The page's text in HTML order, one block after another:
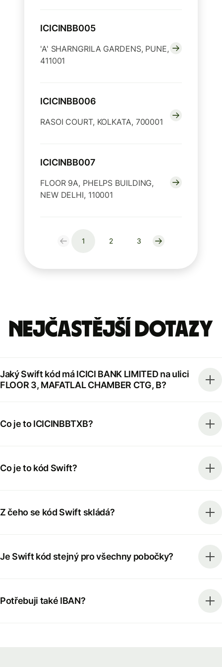
ICICINBB005
'A' SHARNGRILA GARDENS, PUNE,
411001
ICICINBB006
RASOI COURT, KOLKATA, 700001
ICICINBB007
FLOOR 9A, PHELPS BUILDING,
NEW DELHI, 110001
1 2 3
Nejčastější dotazy
Jaký Swift kód má ICICI BANK LIMITED na ulici
FLOOR 3, MAFATLAL CHAMBER CTG, B?
Co je to ICICINBBTXB?
Co je to kód Swift?
Z čeho se kód Swift skládá?
Je Swift kód stejný pro všechny pobočky?
Potřebuji také IBAN?